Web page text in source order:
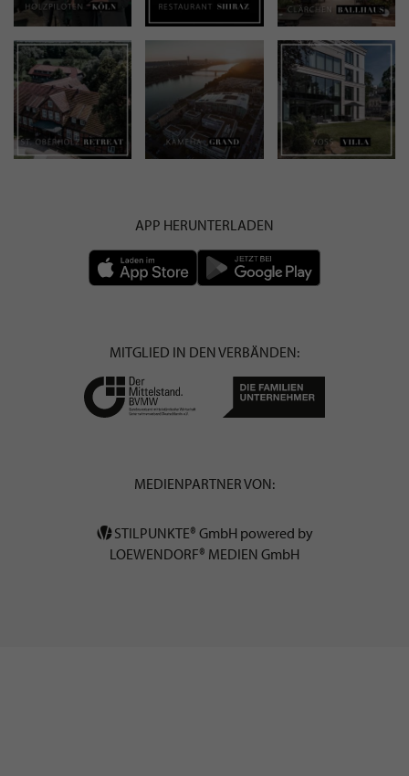
APP HERUNTERLADEN
MITGLIED IN DEN VERBÄNDEN:
MEDIENPARTNER VON:
STILPUNKTE® GmbH powered by
LOEWENDORF® MEDIEN GmbH